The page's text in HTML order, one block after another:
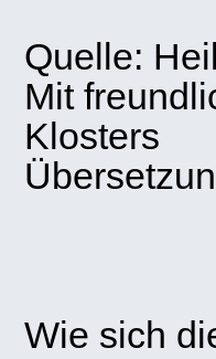
Quelle:
Mit
Klosters
Wie sich